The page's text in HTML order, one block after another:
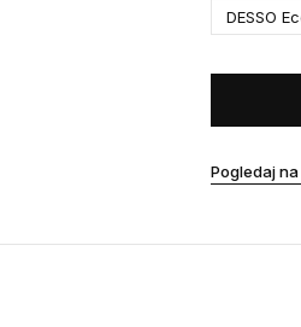
DESSO
Pogledaj